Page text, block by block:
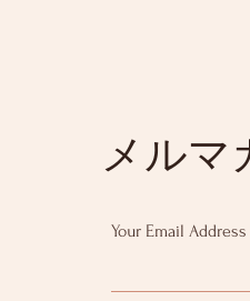
メルマ
Your Email Address